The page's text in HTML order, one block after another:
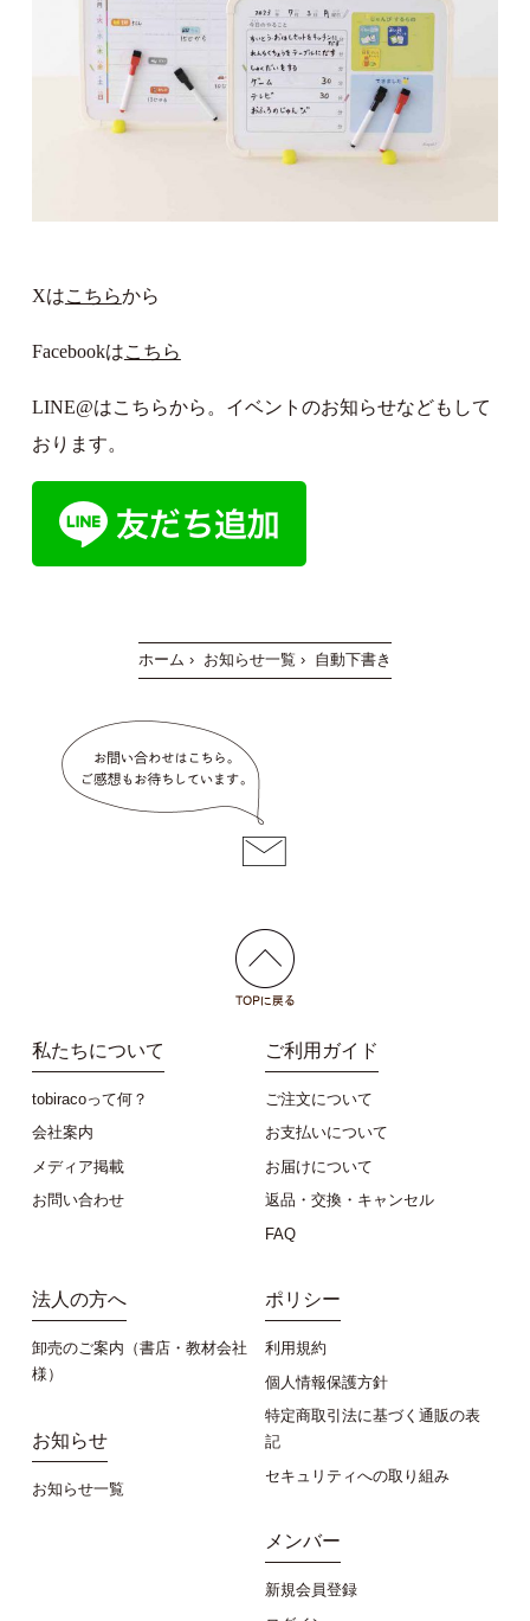
Xはこちらから
Facebookはこちら
LINE@はこちらから。イベントのお知らせなどもして
おります。
ホーム › お知らせ一覧 › 自動下書き
私たちについて
tobiracoって何？
会社案内
メディア掲載
お問い合わせ
ご利用ガイド
ご注文について
お支払いについて
お届けについて
返品・交換・キャンセル
FAQ
法人の方へ
卸売のご案内（書店・教材会社
様）
お知らせ
お知らせ一覧
ポリシー
利用規約
個人情報保護方針
特定商取引法に基づく通販の表
記
セキュリティへの取り組み
メンバー
新規会員登録